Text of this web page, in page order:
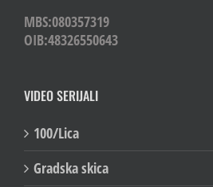
MBS:080357319
OIB:48326550643
VIDEO SERIJALI
100/Lica
Gradska skica